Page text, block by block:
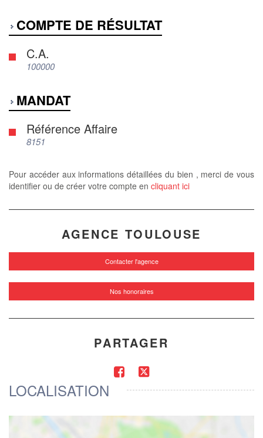
COMPTE DE RÉSULTAT
C.A.
100000
MANDAT
Référence Affaire
8151
Pour accéder aux informations détaillées du bien , merci de vous
identifier ou de créer votre compte en cliquant ici
AGENCE TOULOUSE
Contacter l'agence
Nos honoraires
PARTAGER
LOCALISATION